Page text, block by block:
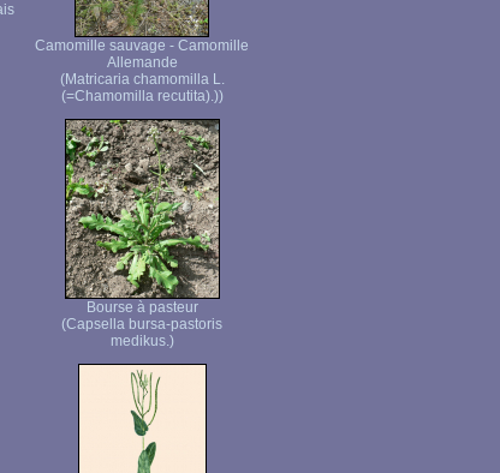
Camomille sauvage - Camomille
Allemande
(Matricaria chamomilla L.
(=Chamomilla recutita).))
Bourse à pasteur
(Capsella bursa-pastoris
medikus.)